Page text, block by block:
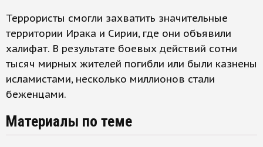
Террористы смогли захватить значительные
территории Ирака и Сирии, где они объявили
халифат. В результате боевых действий сотни
тысяч мирных жителей погибли или были казнены
исламистами, несколько миллионов стали
беженцами.
Материалы по теме